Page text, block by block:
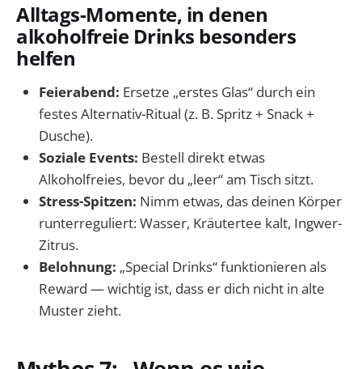
Alltags-Momente, in denen
alkoholfreie Drinks besonders
helfen
Feierabend: Ersetze „erstes Glas“ durch ein
festes Alternativ-Ritual (z. B. Spritz + Snack +
Dusche).
Soziale Events: Bestell direkt etwas
Alkoholfreies, bevor du „leer“ am Tisch sitzt.
Stress-Spitzen: Nimm etwas, das deinen Körper
runterreguliert: Wasser, Kräutertee kalt, Ingwer-
Zitrus.
Belohnung: „Special Drinks“ funktionieren als
Reward — wichtig ist, dass er dich nicht in alte
Muster zieht.